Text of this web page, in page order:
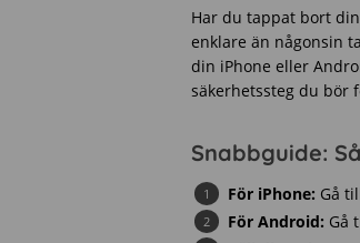
Har du tappat bort
enklare än någonsin
din iPhone eller
säkerhetssteg du bör
Snabbguide:
För iPhone: Gå
För Android: Gå